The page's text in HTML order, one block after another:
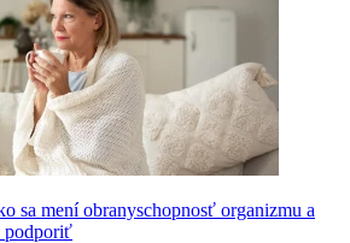
sa mení obranyschopnosť organizmu a
podporiť